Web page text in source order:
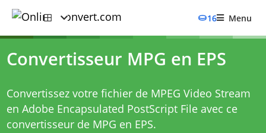
16 Menu
Convertisseur MPG en EPS
Convertissez votre fichier de MPEG Video Stream
en Adobe Encapsulated PostScript File avec ce
convertisseur de MPG en EPS.